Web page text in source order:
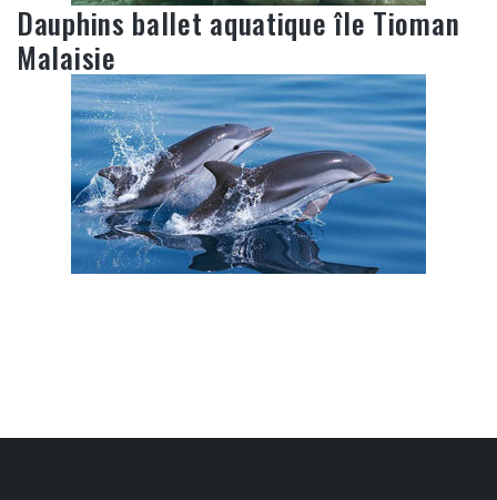
Dauphins ballet aquatique île Tioman
Malaisie